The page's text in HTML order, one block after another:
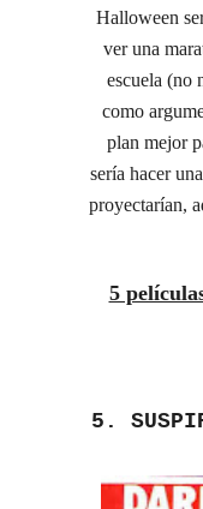
Halloween
ver una
escuela (no
como
plan mejor
sería hacer
proyectarían,
5
5.